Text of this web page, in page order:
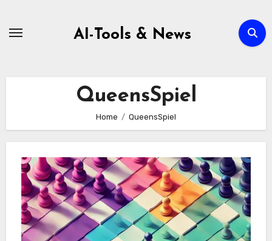
AI-Tools & News
QueensSpiel
Home QueensSpiel